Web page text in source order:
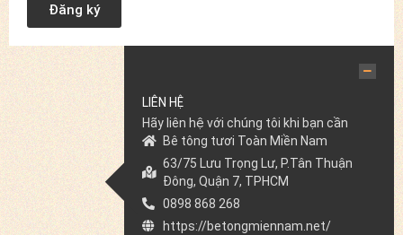
Đăng ký
LIÊN HỆ
Hãy liên hệ với chúng tôi khi bạn cần
Bê tông tươi Toàn Miền Nam
63/75 Lưu Trọng Lư, P.Tân Thuận
Đông, Quận 7, TPHCM
0898 868 268
https://betongmiennam.net/